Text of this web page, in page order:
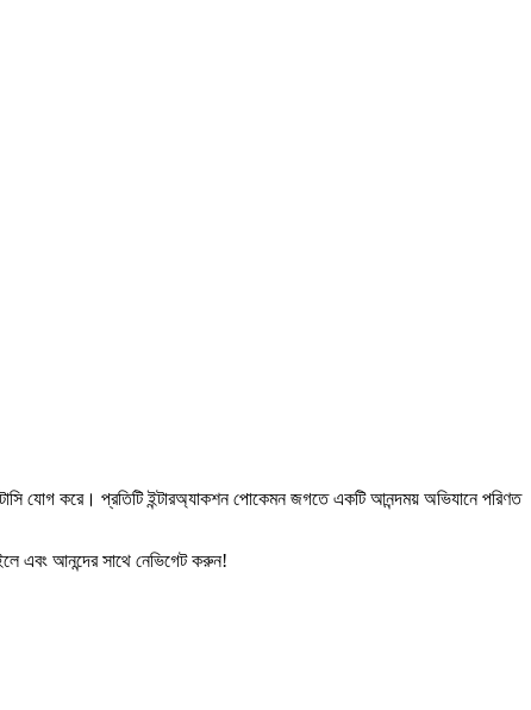
যোগ করে। প্রতিটি ইন্টারঅ্যাকশন পোকেমন জগতে একটি আনন্দময় অভিযানে পরিণত
এবং আনন্দের সাথে নেভিগেট করুন!